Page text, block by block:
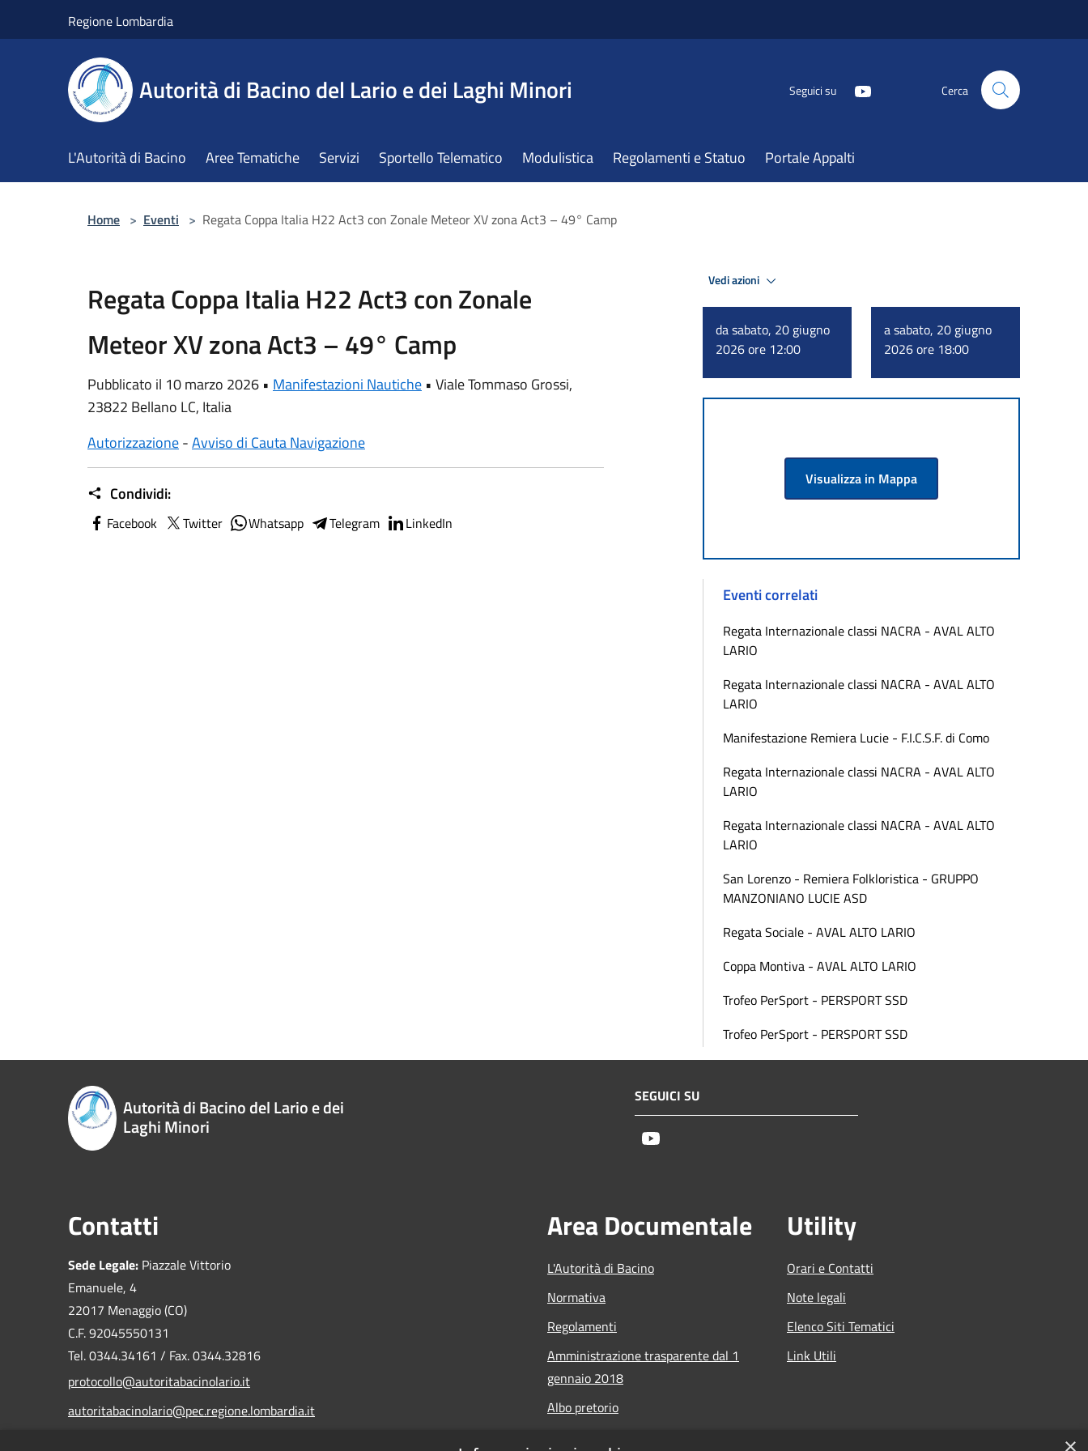
Regione Lombardia
Autorità di Bacino del Lario e dei Laghi Minori Seguici su Cerca
L'Autorità di Bacino Aree Tematiche Servizi Sportello Telematico Modulistica Regolamenti e Statuo Portale Appalti
Home > Eventi > Regata Coppa Italia H22 Act3 con Zonale Meteor XV zona Act3 – 49° Camp
Regata Coppa Italia H22 Act3 con Zonale
Meteor XV zona Act3 – 49° Camp
Pubblicato il 10 marzo 2026 • Manifestazioni Nautiche • Viale Tommaso Grossi,
23822 Bellano LC, Italia
Autorizzazione-Avviso di Cauta Navigazione
Condividi:
Facebook Twitter Whatsapp Telegram LinkedIn
Vedi azioni
da sabato, 20 giugno
2026 ore 12:00
a sabato, 20 giugno
2026 ore 18:00
Visualizza in Mappa
Eventi correlati
Regata Internazionale classi NACRA - AVAL ALTO
LARIO
Regata Internazionale classi NACRA - AVAL ALTO
LARIO
Manifestazione Remiera Lucie - F.I.C.S.F. di Como
Regata Internazionale classi NACRA - AVAL ALTO
LARIO
Regata Internazionale classi NACRA - AVAL ALTO
LARIO
San Lorenzo - Remiera Folkloristica - GRUPPO
MANZONIANO LUCIE ASD
Regata Sociale - AVAL ALTO LARIO
Coppa Montiva - AVAL ALTO LARIO
Trofeo PerSport - PERSPORT SSD
Trofeo PerSport - PERSPORT SSD
Autorità di Bacino del Lario e dei
Laghi Minori
SEGUICI SU
Contatti
Sede Legale: Piazzale Vittorio
Emanuele, 4
22017 Menaggio (CO)
C.F. 92045550131
Tel. 0344.34161 / Fax. 0344.32816
protocollo@autoritabacinolario.it
autoritabacinolario@pec.regione.lombardia.it
Area Documentale
L'Autorità di Bacino
Normativa
Regolamenti
Amministrazione trasparente dal 1
gennaio 2018
Albo pretorio
Utility
Orari e Contatti
Note legali
Elenco Siti Tematici
Link Utili